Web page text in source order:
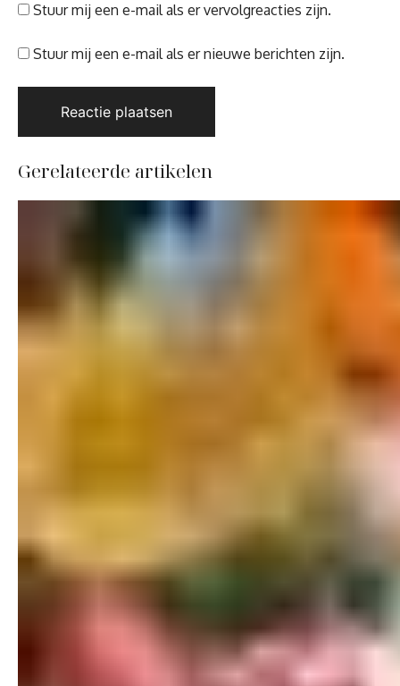
Stuur mij een e-mail als er vervolgreacties zijn.
Stuur mij een e-mail als er nieuwe berichten zijn.
Gerelateerde artikelen